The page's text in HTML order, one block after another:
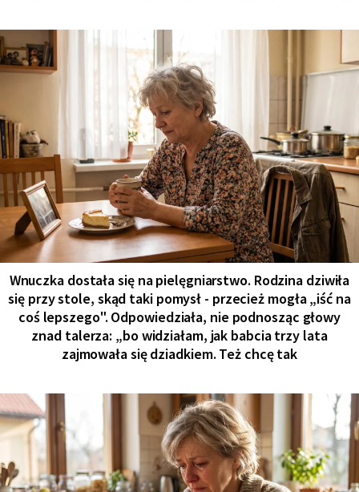
Wnuczka dostała się na pielęgniarstwo. Rodzina dziwiła
się przy stole, skąd taki pomysł - przecież mogła „iść na
coś lepszego". Odpowiedziała, nie podnosząc głowy
znad talerza: „bo widziałam, jak babcia trzy lata
zajmowała się dziadkiem. Też chcę tak